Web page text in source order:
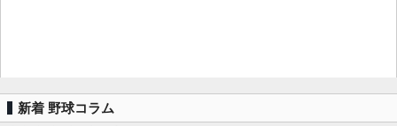
新着 野球コラム